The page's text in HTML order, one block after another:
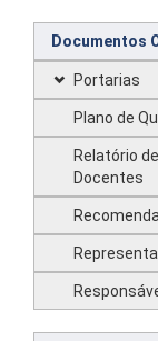
Documentos
Portarias
Plano de
Relatório
Docentes